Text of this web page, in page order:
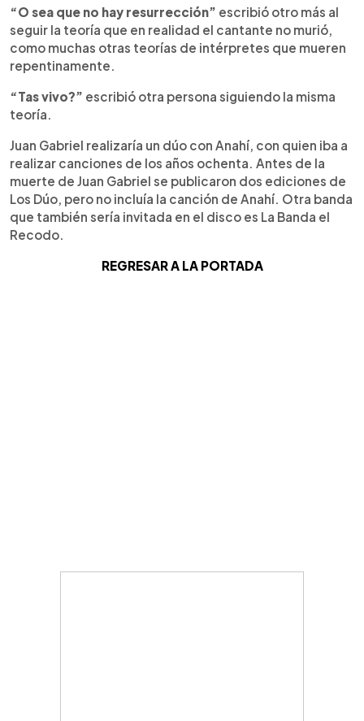
“O sea que no hay resurrección” escribió otro más al
seguir la teoría que en realidad el cantante no murió,
como muchas otras teorías de intérpretes que mueren
repentinamente.
“Tas vivo?” escribió otra persona siguiendo la misma
teoría.
Juan Gabriel realizaría un dúo con Anahí, con quien iba a
realizar canciones de los años ochenta. Antes de la
muerte de Juan Gabriel se publicaron dos ediciones de
Los Dúo, pero no incluía la canción de Anahí. Otra banda
que también sería invitada en el disco es La Banda el
Recodo.
REGRESAR A LA PORTADA